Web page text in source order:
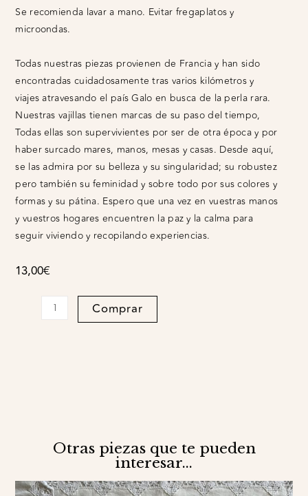
Se recomienda lavar a mano. Evitar fregaplatos y
microondas.
Todas nuestras piezas provienen de Francia y han sido
encontradas cuidadosamente tras varios kilómetros y
viajes atravesando el país Galo en busca de la perla rara.
Nuestras vajillas tienen marcas de su paso del tiempo,
Todas ellas son supervivientes por ser de otra época y por
haber surcado mares, manos, mesas y casas. Desde aquí,
se las admira por su belleza y su singularidad; su robustez
pero también su feminidad y sobre todo por sus colores y
formas y su pátina. Espero que una vez en vuestras manos
y vuestros hogares encuentren la paz y la calma para
seguir viviendo y recopilando experiencias.
13,00€
Comprar
Otras piezas que te pueden
interesar...